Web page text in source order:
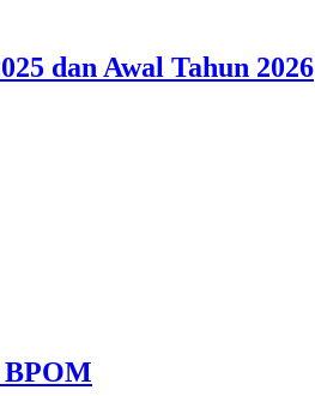
dan Awal Tahun 2026
BPOM